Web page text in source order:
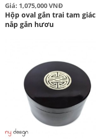
Giá: 1,075,000 VNĐ
Hộp oval gắn trai tam giác
nắp gắn hươu